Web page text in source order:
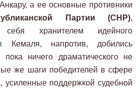
а ее основные противники
Партии (СНР),
себя хранителем идейного
Кемаля, напротив, добились
ничего драматического не
же шаги победителей в сфере
усиленные поддержкой судебной